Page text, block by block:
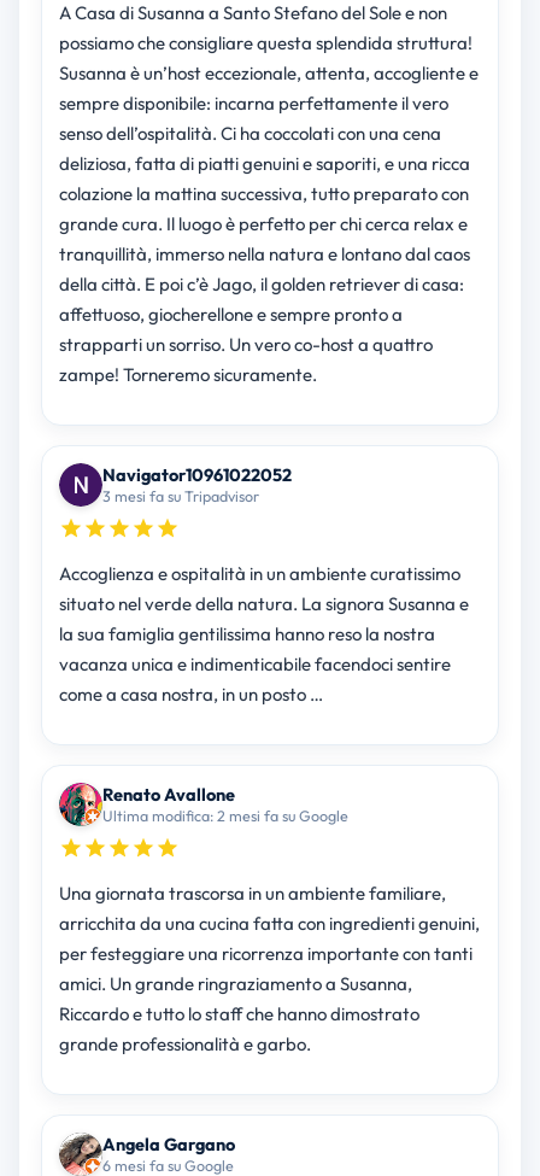
A Casa di Susanna a Santo Stefano del Sole e non
possiamo che consigliare questa splendida struttura!
Susanna è un’host eccezionale, attenta, accogliente e
sempre disponibile: incarna perfettamente il vero
senso dell’ospitalità. Ci ha coccolati con una cena
deliziosa, fatta di piatti genuini e saporiti, e una ricca
colazione la mattina successiva, tutto preparato con
grande cura. Il luogo è perfetto per chi cerca relax e
tranquillità, immerso nella natura e lontano dal caos
della città. E poi c’è Jago, il golden retriever di casa:
affettuoso, giocherellone e sempre pronto a
strapparti un sorriso. Un vero co-host a quattro
zampe! Torneremo sicuramente.
Navigator10961022052
3 mesi fa su Tripadvisor
Accoglienza e ospitalità in un ambiente curatissimo
situato nel verde della natura. La signora Susanna e
la sua famiglia gentilissima hanno reso la nostra
vacanza unica e indimenticabile facendoci sentire
come a casa nostra, in un posto …
Renato Avallone
Ultima modifica: 2 mesi fa su Google
Una giornata trascorsa in un ambiente familiare,
arricchita da una cucina fatta con ingredienti genuini,
per festeggiare una ricorrenza importante con tanti
amici. Un grande ringraziamento a Susanna,
Riccardo e tutto lo staff che hanno dimostrato
grande professionalità e garbo.
Angela Gargano
6 mesi fa su Google